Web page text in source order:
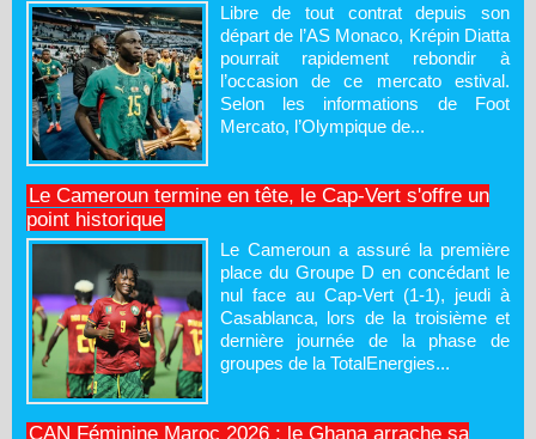
Libre de tout contrat depuis son
départ de l’AS Monaco, Krépin Diatta
pourrait rapidement rebondir à
l’occasion de ce mercato estival.
Selon les informations de Foot
Mercato, l’Olympique de...
Le Cameroun termine en tête, le Cap-Vert s'offre un
point historique
Le Cameroun a assuré la première
place du Groupe D en concédant le
nul face au Cap-Vert (1-1), jeudi à
Casablanca, lors de la troisième et
dernière journée de la phase de
groupes de la TotalEnergies...
CAN Féminine Maroc 2026 : le Ghana arrache sa